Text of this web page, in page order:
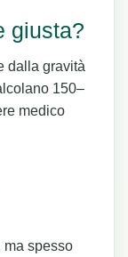
giusta?
dalla gravità
150–
medico
ma spesso